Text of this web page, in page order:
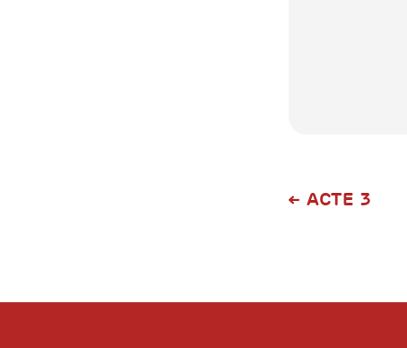
ACTE 3